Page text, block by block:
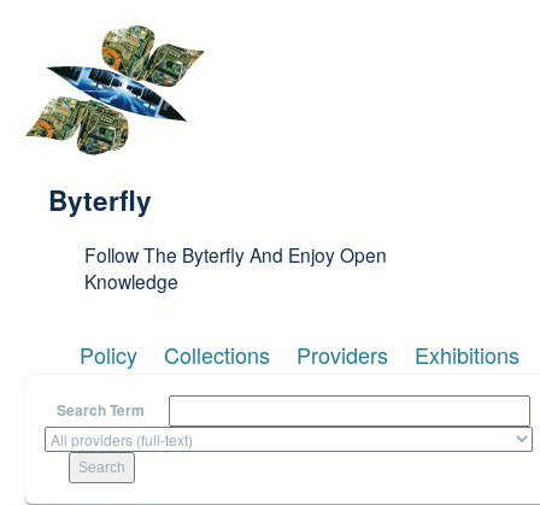
Byterfly
Follow The Byterfly And Enjoy Open
Knowledge
Policy Collections Providers Exhibitions
Search Term